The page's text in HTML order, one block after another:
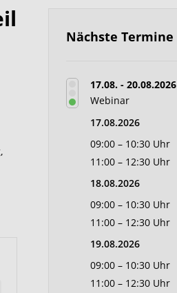
Nächste Termine
17.08. - 20.08.2026
Webinar
17.08.2026
09:00 – 10:30 Uhr
11:00 – 12:30 Uhr
18.08.2026
09:00 – 10:30 Uhr
11:00 – 12:30 Uhr
19.08.2026
09:00 – 10:30 Uhr
11:00 – 12:30 Uhr